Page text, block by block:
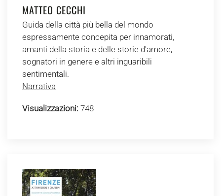
MATTEO CECCHI
Guida della città più bella del mondo
espressamente concepita per innamorati,
amanti della storia e delle storie d'amore,
sognatori in genere e altri inguaribili
sentimentali.
Narrativa
Visualizzazioni: 748